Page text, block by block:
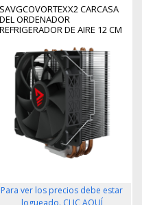
SAVGCOVORTEXX2 CARCASA
DEL ORDENADOR
REFRIGERADOR DE AIRE 12 CM
Para ver los precios debe estar
logueado. CLIC AQUÍ